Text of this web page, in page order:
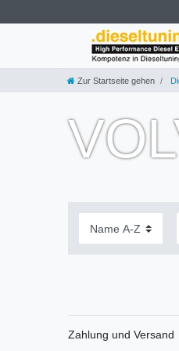
Zur Startseite gehen
Zahlung und Versand